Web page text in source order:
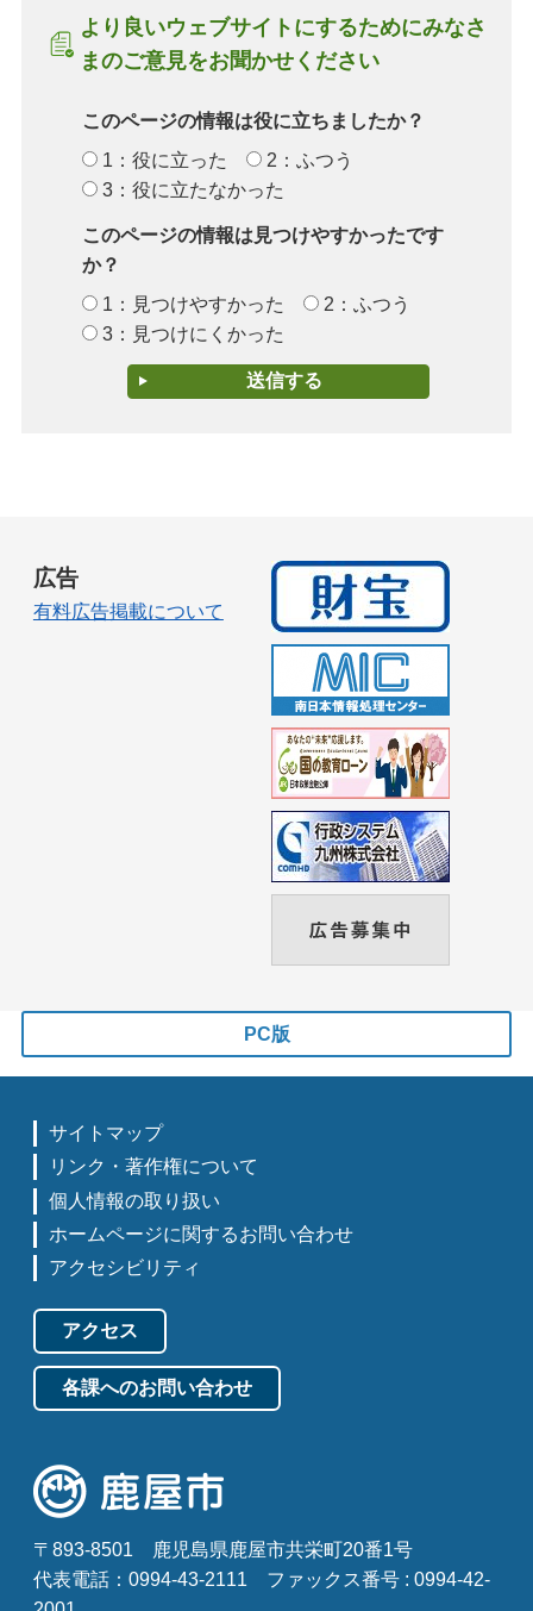
より良いウェブサイトにするためにみなさ
まのご意見をお聞かせください
このページの情報は役に立ちましたか？
1：役に立った
2：ふつう
3：役に立たなかった
このページの情報は見つけやすかったです
か？
1：見つけやすかった
2：ふつう
3：見つけにくかった
広告
有料広告掲載について
PC版
サイトマップ
リンク・著作権について
個人情報の取り扱い
ホームページに関するお問い合わせ
アクセシビリティ
アクセス
各課へのお問い合わせ
〒893-8501
鹿児島県鹿屋市共栄町20番1号
代表電話：0994-43-2111
ファックス番号 : 0994-42-